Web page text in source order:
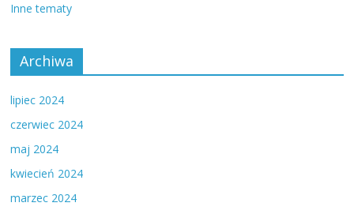
Inne tematy
Archiwa
lipiec 2024
czerwiec 2024
maj 2024
kwiecień 2024
marzec 2024